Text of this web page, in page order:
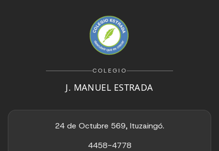
COLEGIO
J. MANUEL ESTRADA
24 de Octubre 569, Ituzaingó.
4458-4778